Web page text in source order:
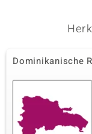
Dominikanische